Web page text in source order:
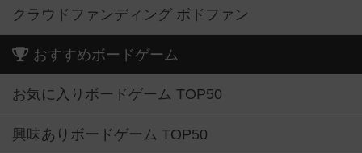
クラウドファンディング ボドファン
おすすめボードゲーム
お気に入りボードゲーム TOP50
興味ありボードゲーム TOP50